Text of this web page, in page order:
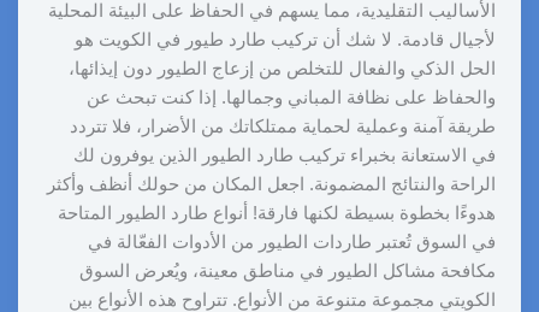
الأساليب التقليدية، مما يسهم في الحفاظ على البيئة المحلية
لأجيال قادمة. لا شك أن تركيب طارد طيور في الكويت هو
الحل الذكي والفعال للتخلص من إزعاج الطيور دون إيذائها،
والحفاظ على نظافة المباني وجمالها. إذا كنت تبحث عن
طريقة آمنة وعملية لحماية ممتلكاتك من الأضرار، فلا تتردد
في الاستعانة بخبراء تركيب طارد الطيور الذين يوفرون لك
الراحة والنتائج المضمونة. اجعل المكان من حولك أنظف وأكثر
هدوءًا بخطوة بسيطة لكنها فارقة! أنواع طارد الطيور المتاحة
في السوق تُعتبر طاردات الطيور من الأدوات الفعّالة في
مكافحة مشاكل الطيور في مناطق معينة، ويُعرض السوق
الكويتي مجموعة متنوعة من الأنواع. تتراوح هذه الأنواع بين